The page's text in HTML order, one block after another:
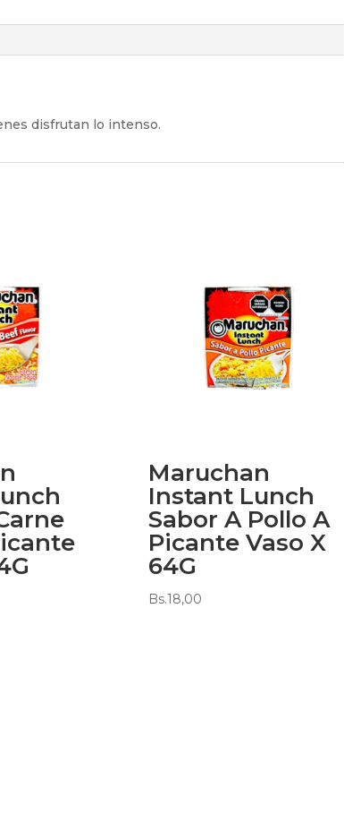
disfrutan lo intenso.
Maruchan
Instant Lunch
Sabor A Pollo A
Picante Vaso X
64G
Bs.18,00